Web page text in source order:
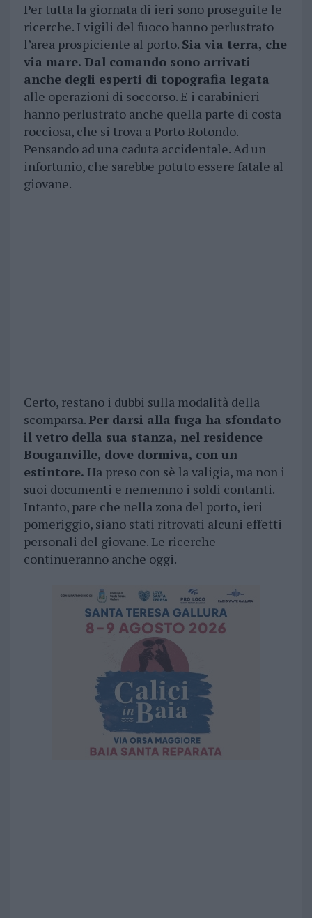
Per tutta la giornata di ieri sono proseguite le
ricerche. I vigili del fuoco hanno perlustrato
l’area prospiciente al porto. Sia via terra, che
via mare. Dal comando sono arrivati
anche degli esperti di topografia legata
alle operazioni di soccorso. E i carabinieri
hanno perlustrato anche quella parte di costa
rocciosa, che si trova a Porto Rotondo.
Pensando ad una caduta accidentale. Ad un
infortunio, che sarebbe potuto essere fatale al
giovane.
Certo, restano i dubbi sulla modalità della
scomparsa.Per darsi alla fuga ha sfondato
il vetro della sua stanza, nel residence
Bouganville, dove dormiva, con un
estintore. Ha preso con sè la valigia, ma non i
suoi documenti e nememno i soldi contanti.
Intanto, pare che nella zona del porto, ieri
pomeriggio, siano stati ritrovati alcuni effetti
personali del giovane. Le ricerche
continueranno anche oggi.